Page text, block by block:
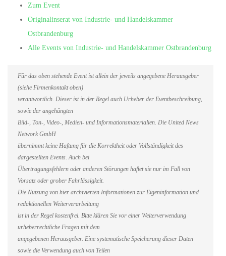
Zum Event
Originalinserat von Industrie- und Handelskammer
Ostbrandenburg
Alle Events von Industrie- und Handelskammer Ostbrandenburg
Für das oben stehende Event ist allein der jeweils angegebene Herausgeber
(siehe Firmenkontakt oben)
verantwortlich. Dieser ist in der Regel auch Urheber der Eventbeschreibung,
sowie der angehängten
Bild-, Ton-, Video-, Medien- und Informationsmaterialien. Die United News
Network GmbH
übernimmt keine Haftung für die Korrektheit oder Vollständigkeit des
dargestellten Events. Auch bei
Übertragungsfehlern oder anderen Störungen haftet sie nur im Fall von
Vorsatz oder grober Fahrlässigkeit.
Die Nutzung von hier archivierten Informationen zur Eigeninformation und
redaktionellen Weiterverarbeitung
ist in der Regel kostenfrei. Bitte klären Sie vor einer Weiterverwendung
urheberrechtliche Fragen mit dem
angegebenen Herausgeber. Eine systematische Speicherung dieser Daten
sowie die Verwendung auch von Teilen